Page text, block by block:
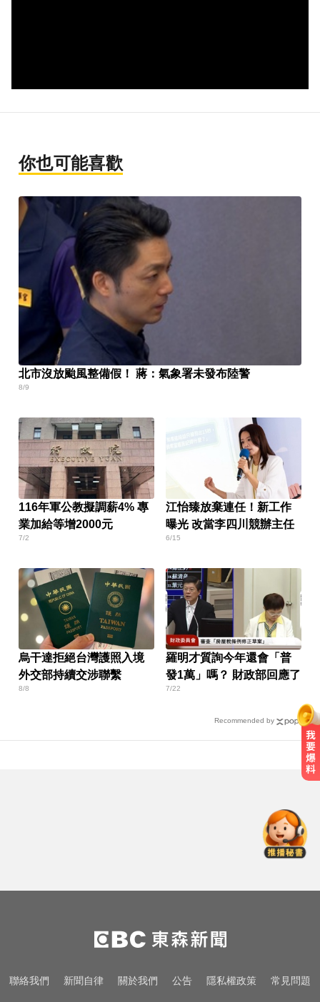
你也可能喜歡
北市沒放颱風整備假！ 蔣：氣象署未發布陸警
8/9
116年軍公教擬調薪4% 專
業加給等增2000元
7/2
江怡臻放棄連任！新工作
曝光 改當李四川競辦主任
6/15
烏干達拒絕台灣護照入境
外交部持續交涉聯繫
8/8
羅明才質詢今年還會「普
發1萬」嗎？ 財政部回應了
7/22
Recommended by
專家揭背後真相
台玻夫人揭長子驟逝原因！兒媳譚
以欣71字發聲反駁
她砸錢演女主「60場吻戲狂伸舌」
聯絡我們 新聞自律 關於我們 公告 隱私權政策 常見問題